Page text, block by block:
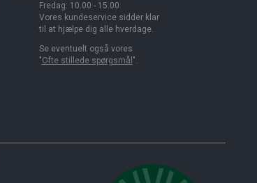
Fredag: 10.00 - 15.00
Vores kundeservice sidder klar
til at hjælpe dig alle hverdage.
Se eventuelt også vores
"Ofte stillede spørgsmål ".